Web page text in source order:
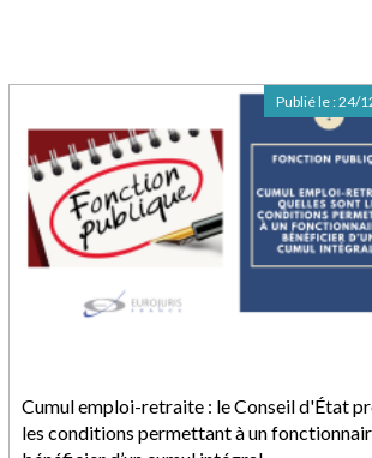
Cumul emploi-retraite : le Conseil d'État
les conditions permettant à un
Publié le :24/